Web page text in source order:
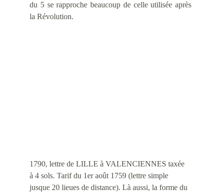
du 5 se rapproche beaucoup de celle utilisée après
la Révolution.
1790, lettre de LILLE à VALENCIENNES taxée
à 4 sols. Tarif du 1er août 1759 (lettre simple
jusque 20 lieues de distance). Là aussi, la forme du